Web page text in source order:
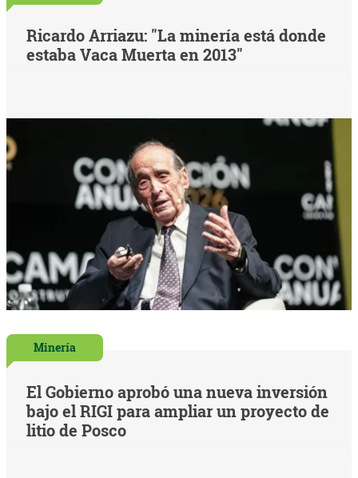
Ricardo Arriazu: "La minería está donde
estaba Vaca Muerta en 2013"
Minería
El Gobierno aprobó una nueva inversión
bajo el RIGI para ampliar un proyecto de
litio de Posco